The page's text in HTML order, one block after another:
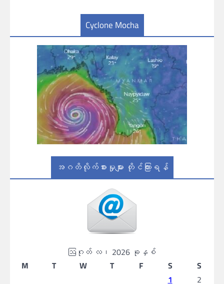
Cyclone Mocha
အဂတိလိုက်စားမှုများ တိုင်ကြားရန်
ဩဂုတ် လ၊ 2026 ခုနှစ်
M
T W T F S
S
1
2